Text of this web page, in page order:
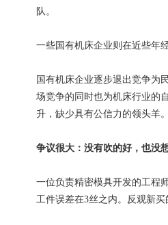
队。
一些国有机床企业则在近些年
国有机床企业逐步退出竞争为
场竞争的同时也为机床行业的
升，缺少具有公信力的领头羊
争议很大：没有吹的好，也没
一位负责精密模具开发的工程
工件误差在3丝之内。反观新